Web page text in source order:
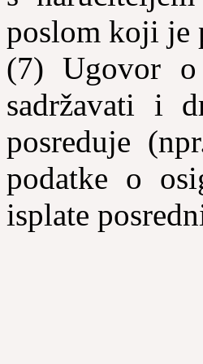
poslom koji je
(7) Ugovor o
sadržavati i
posreduje
podatke o
isplate